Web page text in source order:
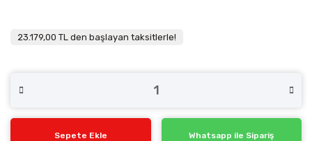
23.179,00 TL den başlayan taksitlerle!
Sepete Ekle Whatsapp ile Sipariş